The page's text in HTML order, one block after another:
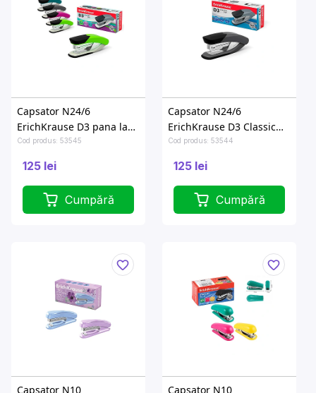
Capsator N24/6
ErichKrause D3 pana la
30foi, culori asortate
Cod produs: 53545
125 lei
Cumpără
Capsator N24/6
ErichKrause D3 Classic
pana la 30foi, gri
Cod produs: 53544
125 lei
Cumpără
Capsator N10 Capsator N10